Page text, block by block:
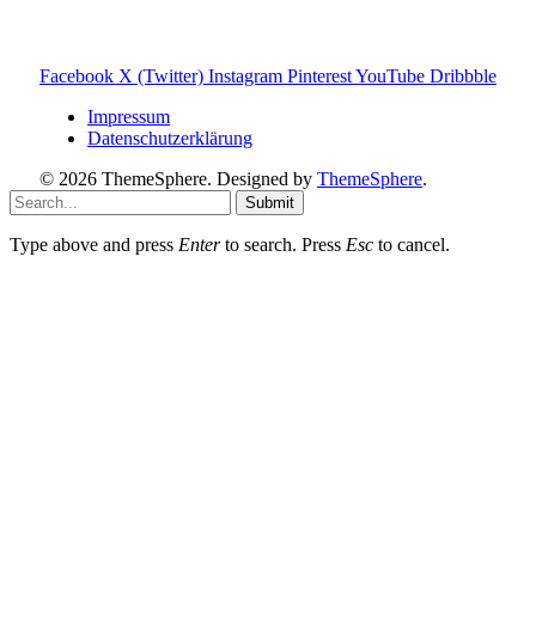
Facebook X (Twitter) Instagram PinterestYouTube Dribbble
Impressum
Datenschutzerklärung
© 2026 ThemeSphere. Designed by ThemeSphere.
Submit
Type above and press Enterto search. Press Esc to cancel.